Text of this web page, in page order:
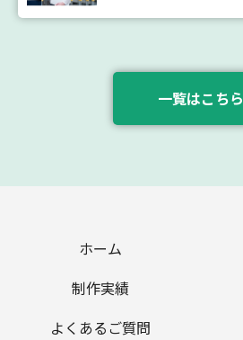
一覧はこちら
ホーム
制作実績
よくあるご質問